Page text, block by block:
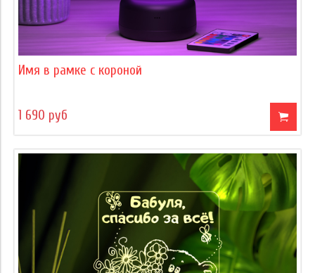
Имя в рамке с короной
1 690 руб